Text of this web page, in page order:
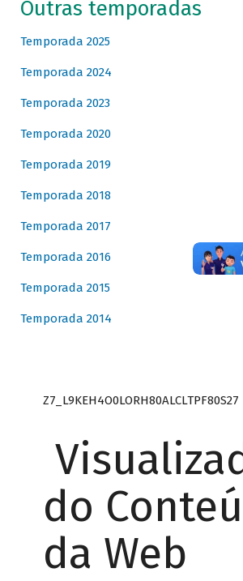
Outras temporadas
Temporada 2025
Temporada 2024
Temporada 2023
Temporada 2020
Temporada 2019
Temporada 2018
Temporada 2017
Temporada 2016
Temporada 2015
Temporada 2014
Z7_L9KEH4O0LORH80ALCLTPF80S27
do
da Web